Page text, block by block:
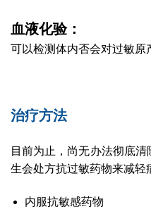
血液化验：
可以检测体内否会对过敏原
治疗方法
目前为止，尚无办法彻底
生会处方抗过敏药物来减轻
内服抗敏感药物